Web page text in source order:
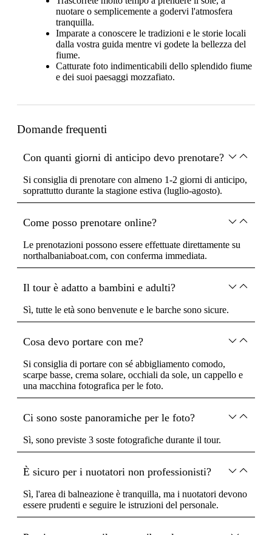
nuotare o semplicemente a godervi l'atmosfera
tranquilla.
Imparate a conoscere le tradizioni e le storie locali
dalla vostra guida mentre vi godete la bellezza del
fiume.
Catturate foto indimenticabili dello splendido fiume
e dei suoi paesaggi mozzafiato.
Domande frequenti
Con quanti giorni di anticipo devo prenotare?
Si consiglia di prenotare con almeno 1-2 giorni di anticipo,
soprattutto durante la stagione estiva (luglio-agosto).
Come posso prenotare online?
Le prenotazioni possono essere effettuate direttamente su
northalbaniaboat.com, con conferma immediata.
Il tour è adatto a bambini e adulti?
Sì, tutte le età sono benvenute e le barche sono sicure.
Cosa devo portare con me?
Si consiglia di portare con sé abbigliamento comodo,
scarpe basse, crema solare, occhiali da sole, un cappello e
una macchina fotografica per le foto.
Ci sono soste panoramiche per le foto?
Sì, sono previste 3 soste fotografiche durante il tour.
È sicuro per i nuotatori non professionisti?
Sì, l'area di balneazione è tranquilla, ma i nuotatori devono
essere prudenti e seguire le istruzioni del personale.